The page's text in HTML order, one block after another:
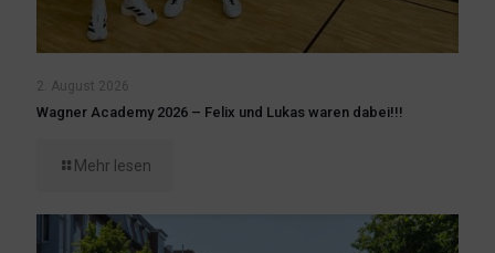
2. August 2026
Wagner Academy 2026 – Felix und Lukas waren dabei!!!
Mehr lesen